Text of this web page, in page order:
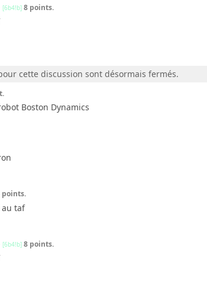
[6b4!b] 8 points.
cette discussion sont désormais fermés.
Boston Dynamics
points.
taf
[6b4!b] 8 points.